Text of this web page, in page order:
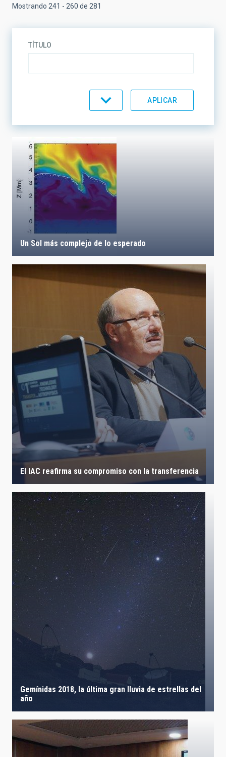
Mostrando 241 - 260 de 281
TÍTULO
LÍNEAS DE INVESTIGACIÓN
LÍNEAS DE INSTRUMENTACIÓN
LÍNEAS IACTEC
FECHA DE CREACIÓN ORDENAR POR ORDEN
Un Sol más complejo de lo esperado
El IAC reafirma su compromiso con la transferencia
Gemínidas 2018, la última gran lluvia de estrellas del
año